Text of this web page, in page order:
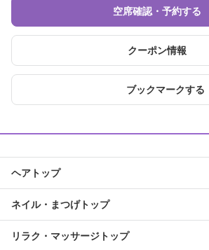
空席確認・予約する
クーポン情報
ブックマークする
ヘアトップ
ネイル・まつげトップ
リラク・マッサージトップ